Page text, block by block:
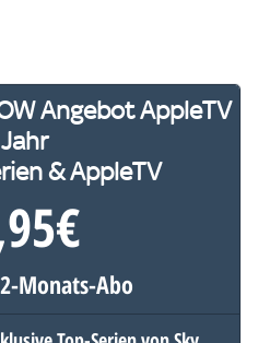
& AppleTV
€
Monats-Abo